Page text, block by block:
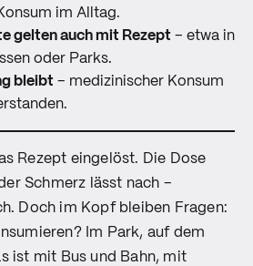
im Alltag.
gelten auch mit Rezept – etwa in
oder Parks.
bleibt – medizinischer Konsum
Rezept eingelöst. Die Dose
Schmerz lässt nach –
Doch im Kopf bleiben Fragen:
Im Park, auf dem
ist mit Bus und Bahn, mit